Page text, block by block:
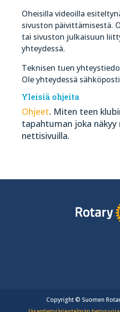
Oheisilla videoilla
sivuston päivittämisestä.
tai sivuston julkaisuun
yhteydessä.
Teknisen tuen
Ole yhteydessä
Yleisiä ohjeita
Ohjeet. Miten teen
tapahtuman joka näkyy
nettisivuilla.
Copyright © Suomen